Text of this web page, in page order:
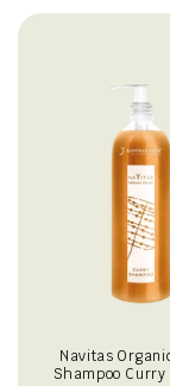
Navitas
Shampoo